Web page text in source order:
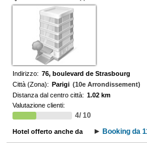
Indirizzo: 76, boulevard de Strasbourg
Città (Zona): Parigi (10e Arrondissement)
Distanza dal centro città: 1.02 km
Valutazione clienti:
4/ 10
Hotel offerto anche da Booking da